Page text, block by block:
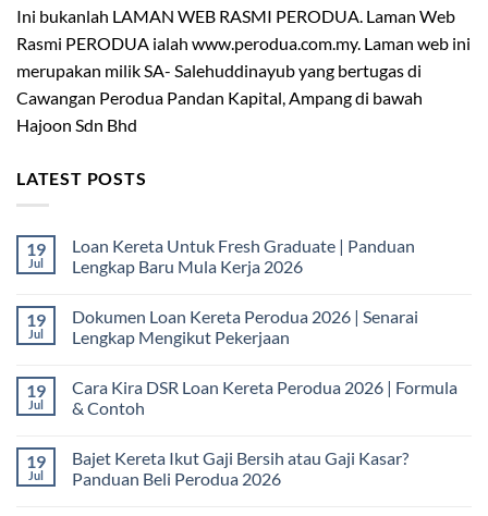
Ini bukanlah LAMAN WEB RASMI PERODUA. Laman Web
Rasmi PERODUA ialah www.perodua.com.my. Laman web ini
merupakan milik SA- Salehuddinayub yang bertugas di
Cawangan Perodua Pandan Kapital, Ampang di bawah
Hajoon Sdn Bhd
LATEST POSTS
19
Jul
Loan Kereta Untuk Fresh Graduate | Panduan
Lengkap Baru Mula Kerja 2026
on
Loan
Kereta
Graduate
Panduan
Mula
Kerja
2026
19
Jul
Dokumen Loan Kereta Perodua 2026 | Senarai
Lengkap Mengikut Pekerjaan
on
Dokumen
Loan
2026
Senarai
19
Jul
Cara Kira DSR Loan Kereta Perodua 2026 | Formula
& Contoh
on
Cara
Kira
19
Jul
Bajet Kereta Ikut Gaji Bersih atau Gaji Kasar?
Panduan Beli Perodua 2026